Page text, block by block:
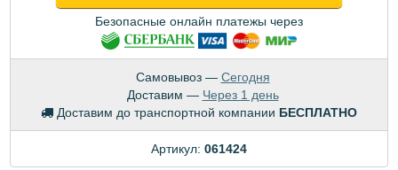
Безопасные онлайн платежы через
Самовывоз — Сегодня
Доставим — Через 1 день
Доставим до транспортной компании БЕСПЛАТНО
Артикул: 061424